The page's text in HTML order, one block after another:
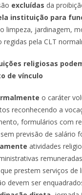
excluídas da
instituição para
limpeza, jardinagem,
regidas pela CLT
religiosas
de vínculo
o caráter
reconhecendo a
formulários com
previsão de salário
atividades
prestem serviços de
devem ser